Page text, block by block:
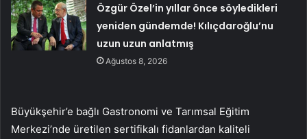
Özgür Özel’in yıllar önce söyledikleri
yeniden gündemde! Kılıçdaroğlu’nu
uzun uzun anlatmış
Ağustos 8, 2026
Büyükşehir’e bağlı Gastronomi ve Tarımsal Eğitim
Merkezi’nde üretilen sertifikalı fidanlardan kaliteli